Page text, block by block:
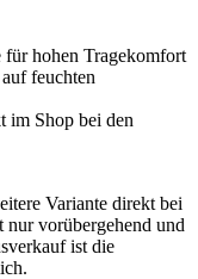
für hohen Tragekomfort
feuchten
im Shop bei den
Variante direkt bei
nur vorübergehend und
ist die